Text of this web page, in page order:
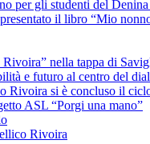
per gli studenti del
il libro “Mio
nella tappa di
e futuro al centro del
Rivoira si è concluso il
ASL “Porgi una mano”
Rivoira